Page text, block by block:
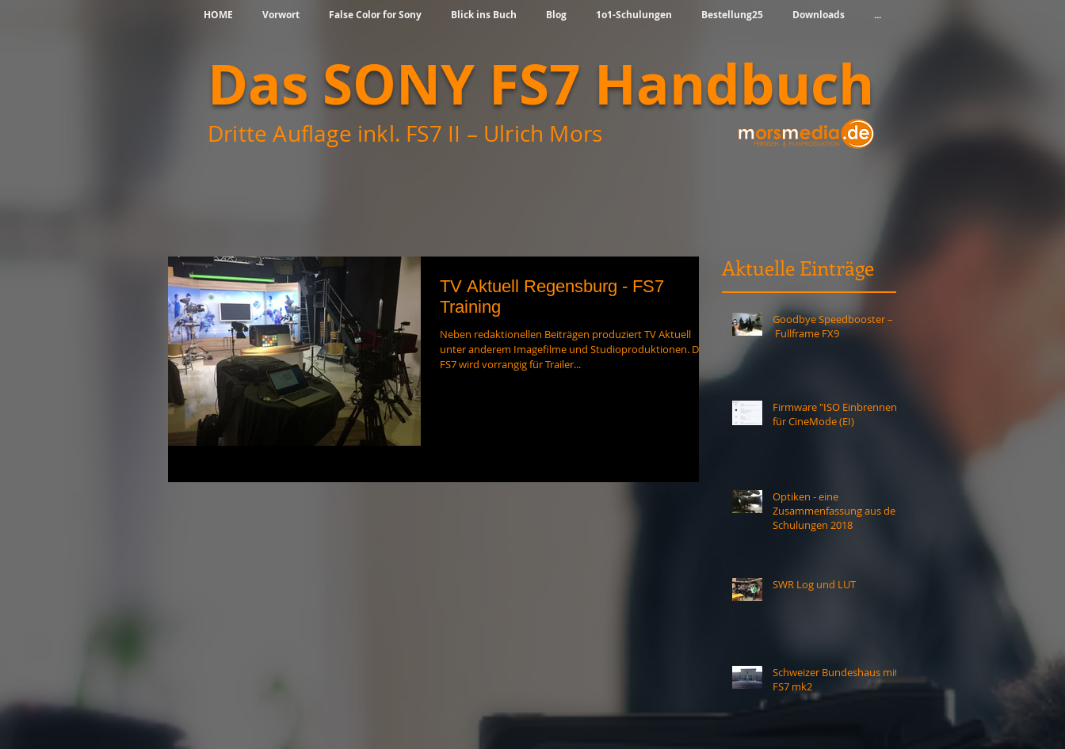
HOME Vorwort False Color for Sony Blick ins Buch Blog 1o1-Schulungen Bestellung25 Downloads ...
Dritte Auflage inkl. FS7 II – Ulrich Mors
Das SONY FS7 Handbuch
TV Aktuell Regensburg - FS7
Training
Neben redaktionellen Beiträgen produziert TV Aktuell
unter anderem Imagefilme und Studioproduktionen. Die
FS7 wird vorrangig für Trailer...
Aktuelle Einträge
Goodbye Speedbooster –
Fullframe FX9
Firmware "ISO Einbrennen"
für CineMode (EI)
Optiken - eine
Zusammenfassung aus den
Schulungen 2018
SWR Log und LUT
Schweizer Bundeshaus mit
FS7 mk2